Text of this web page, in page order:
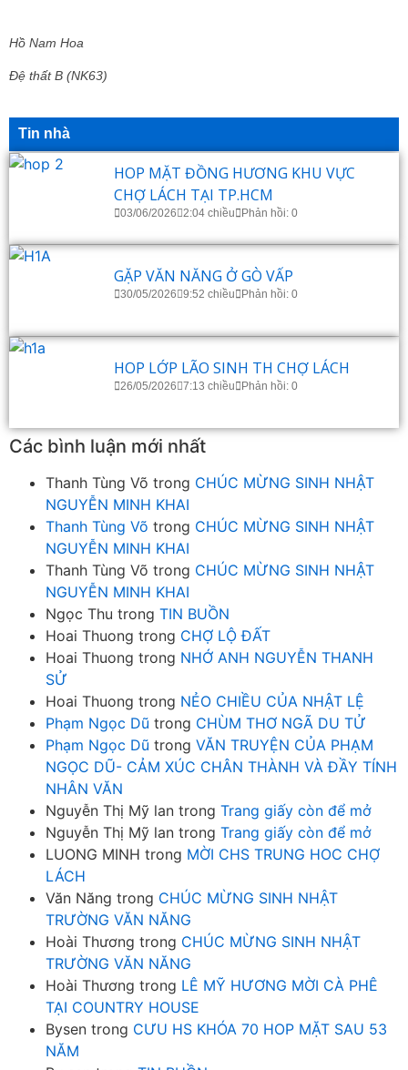
Hồ Nam Hoa
Đệ thất B (NK63)
Tin nhà
HOP MẶT ĐỒNG HƯƠNG KHU VỰC
CHỢ LÁCH TẠI TP.HCM
03/06/2026 2:04 chiều Phản hồi: 0
GẶP VĂN NĂNG Ở GÒ VẤP
30/05/2026 9:52 chiều Phản hồi: 0
HOP LỚP LÃO SINH TH CHỢ LÁCH
26/05/2026 7:13 chiều Phản hồi: 0
Các bình luận mới nhất
Thanh Tùng Võ trong CHÚC MỪNG SINH NHẬT
NGUYỄN MINH KHAI
Thanh Tùng Võ trong CHÚC MỪNG SINH NHẬT
NGUYỄN MINH KHAI
Thanh Tùng Võ trong CHÚC MỪNG SINH NHẬT
NGUYỄN MINH KHAI
Ngọc Thu trong TIN BUỒN
Hoai Thuong trong CHỢ LỘ ĐẤT
Hoai Thuong trong NHỚ ANH NGUYỄN THANH
SỬ
Hoai Thuong trong NẺO CHIỀU CỦA NHẬT LỆ
Phạm Ngọc Dũ trong CHÙM THƠ NGÃ DU TỬ
Phạm Ngọc Dũ trong VĂN TRUYỆN CỦA PHẠM
NGỌC DŨ- CẢM XÚC CHÂN THÀNH VÀ ĐẦY TÍNH
NHÂN VĂN
Nguyễn Thị Mỹ lan trong Trang giấy còn để mở
Nguyễn Thị Mỹ lan trong Trang giấy còn để mở
LUONG MINH trong MỜI CHS TRUNG HOC CHỢ
LÁCH
Văn Năng trong CHÚC MỪNG SINH NHẬT
TRƯỜNG VĂN NĂNG
Hoài Thương trong CHÚC MỪNG SINH NHẬT
TRƯỜNG VĂN NĂNG
Hoài Thương trong LÊ MỸ HƯƠNG MỜI CÀ PHÊ
TẠI COUNTRY HOUSE
Bysen trong CƯU HS KHÓA 70 HOP MẶT SAU 53
NĂM